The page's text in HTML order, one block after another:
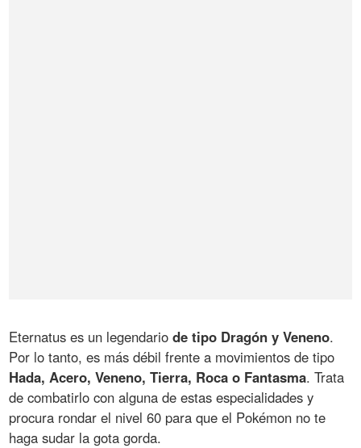
Eternatus es un legendariode tipo Dragón y Veneno.
Por lo tanto, es más débil frente a movimientos de tipo
Hada, Acero, Veneno, Tierra, Roca o Fantasma. Trata
de combatirlo con alguna de estas especialidades y
procura rondar el nivel 60 para que el Pokémon no te
haga sudar la gota gorda.